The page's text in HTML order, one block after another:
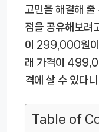
고민을 해결해
점을 공유해보려
이 299,000원이
래 가격이
격에 살 수 있다
Table of